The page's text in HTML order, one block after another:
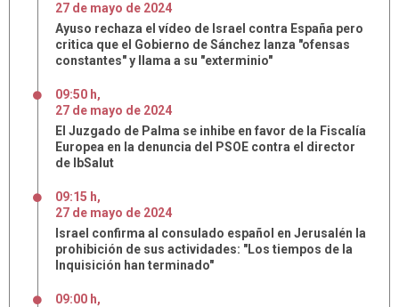
27 de mayo de 2024
Ayuso rechaza el vídeo de Israel contra España pero
critica que el Gobierno de Sánchez lanza "ofensas
constantes" y llama a su "exterminio"
09:50 h,
27 de mayo de 2024
El Juzgado de Palma se inhibe en favor de la Fiscalía
Europea en la denuncia del PSOE contra el director
de IbSalut
09:15 h,
27 de mayo de 2024
Israel confirma al consulado español en Jerusalén la
prohibición de sus actividades: "Los tiempos de la
Inquisición han terminado"
09:00 h,